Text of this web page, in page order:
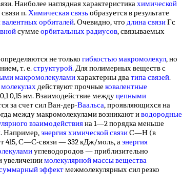
Наиболее наглядная характеристикахимической
связи п.Химическая связьобразуется в результате
орбиталей. Очевидно, что длина связиГс
сумме орбитальных радиусов, связываемых
определяются не только гибкостью макромолекул, но
т. е.структурой. Для полимерных веществ с
макромолекуламихарактерны дватипа связей.
действуют прочные ковалентные
0,1 0,15 нм. Взаимодействие междуцепными
за счет сил Ван-дер-Ваальса, проявляющихся на
между макромолекулами возникают иводородные
взаимодействияна 1—2 порядка меньше
. Например,энергия химической связиС—Н (в
415, С—С-связи — 332 кДж/моль, аэнергия
углеводородов — приблизительно
увеличениимолекулярной массы вещества
эффектмежмолекулярных сил резко